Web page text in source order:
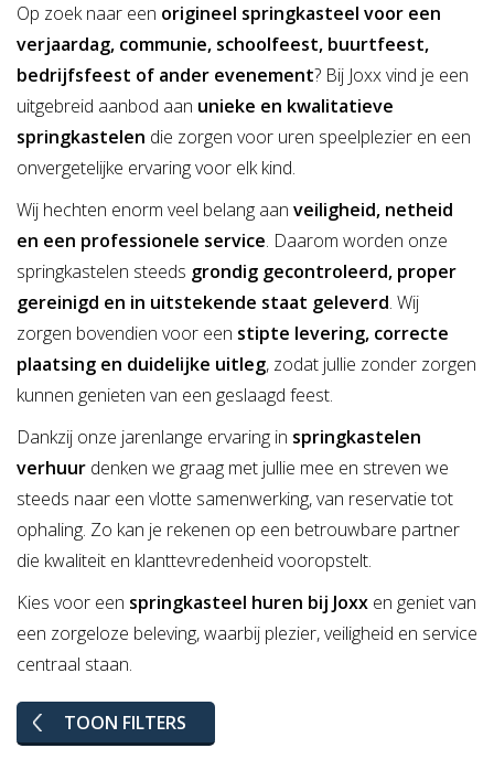
Op zoek naar een origineel springkasteel voor een
verjaardag, communie, schoolfeest, buurtfeest,
bedrijfsfeest of ander evenement? Bij Joxx vind je een
uitgebreid aanbod aan unieke en kwalitatieve
springkastelen die zorgen voor uren speelplezier en een
onvergetelijke ervaring voor elk kind.
Wij hechten enorm veel belang aan veiligheid, netheid
en een professionele service. Daarom worden onze
springkastelen steeds grondig gecontroleerd, proper
gereinigd en in uitstekende staat geleverd. Wij
zorgen bovendien voor een stipte levering, correcte
plaatsing en duidelijke uitleg, zodat jullie zonder zorgen
kunnen genieten van een geslaagd feest.
Dankzij onze jarenlange ervaring in springkastelen
verhuur denken we graag met jullie mee en streven we
steeds naar een vlotte samenwerking, van reservatie tot
ophaling. Zo kan je rekenen op een betrouwbare partner
die kwaliteit en klanttevredenheid vooropstelt.
Kies voor een springkasteel huren bij Joxx en geniet van
een zorgeloze beleving, waarbij plezier, veiligheid en service
centraal staan.
TOON FILTERS